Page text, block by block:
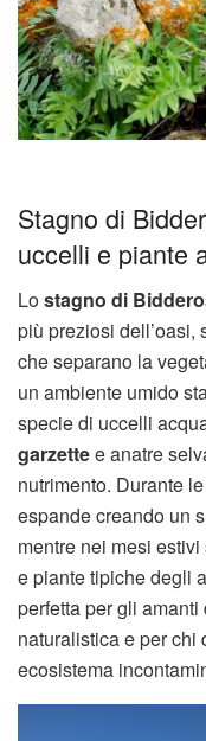
Stagno di
uccelli e piante
Lostagno di
più preziosi
che separano la
un ambiente umido
specie di uccelli
garzettee anatre
nutrimento. Durante
espande creando un
mentre nei mesi
e piante tipiche degli
perfetta per gli amanti
naturalistica e per chi
ecosistema